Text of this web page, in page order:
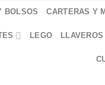
BOLSOS CARTERAS Y
LEGO LLAVEROS